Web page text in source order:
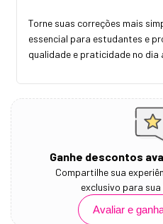
Torne suas correções mais
essencial para estudantes e
qualidade e praticidade no dia
Ganhe descontos
Compartilhe sua
exclusivo para
Avaliar e